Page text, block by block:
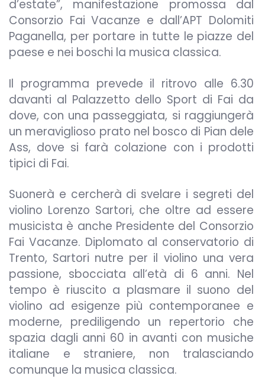
d’estate”, manifestazione promossa dal
Consorzio Fai Vacanze e dall’APT Dolomiti
Paganella, per portare in tutte le piazze del
paese e nei boschi la musica classica.
Il programma prevede il ritrovo alle 6.30
davanti al Palazzetto dello Sport di Fai da
dove, con una passeggiata, si raggiungerà
un meraviglioso prato nel bosco di Pian dele
Ass, dove si farà colazione con i prodotti
tipici di Fai.
Suonerà e cercherà di svelare i segreti del
violino Lorenzo Sartori, che oltre ad essere
musicista è anche Presidente del Consorzio
Fai Vacanze. Diplomato al conservatorio di
Trento, Sartori nutre per il violino una vera
passione, sbocciata all’età di 6 anni. Nel
tempo è riuscito a plasmare il suono del
violino ad esigenze più contemporanee e
moderne, prediligendo un repertorio che
spazia dagli anni 60 in avanti con musiche
italiane e straniere, non tralasciando
comunque la musica classica.